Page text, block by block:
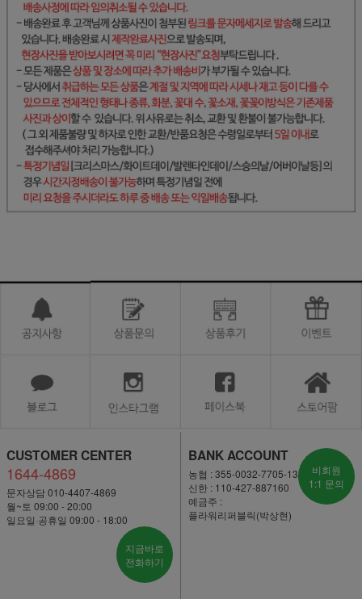
CUSTOMER CENTER
1644-4869
문자상담 010-4407-4869
월~토 09:00 - 20:00
일요일·공휴일 09:00 - 18:00
지금바로
전화하기
BANK ACCOUNT
농협 : 355-0032-7705-13
신한 : 110-427-887160
예금주 :
플라워리퍼블릭(박상현)
비회원
1:1 문의